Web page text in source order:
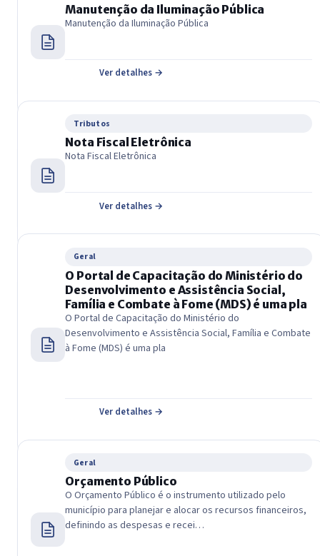
Manutenção da Iluminação Pública
Manutenção da Iluminação Pública
Ver detalhes →
Tributos
Nota Fiscal Eletrônica
Nota Fiscal Eletrônica
Ver detalhes →
Geral
O Portal de Capacitação do Ministério do
Desenvolvimento e Assistência Social,
Família e Combate à Fome (MDS) é uma pla
O Portal de Capacitação do Ministério do
Desenvolvimento e Assistência Social, Família e Combate
à Fome (MDS) é uma pla
Ver detalhes →
Geral
Orçamento Público
O Orçamento Público é o instrumento utilizado pelo
município para planejar e alocar os recursos financeiros,
definindo as despesas e recei…